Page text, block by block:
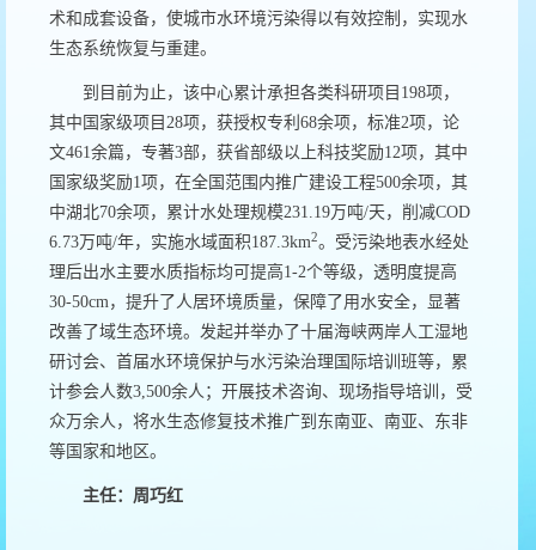
术和成套设备，使城市水环境污染得以有效控制，实现水
生态系统恢复与重建。
到目前为止，该中心累计承担各类科研项目198项，
其中国家级项目28项，获授权专利68余项，标准2项，论
文461余篇，专著3部，获省部级以上科技奖励12项，其中
国家级奖励1项，在全国范围内推广建设工程500余项，其
中湖北70余项，累计水处理规模231.19万吨/天，削减COD
6.73万吨/年，实施水域面积187.3km2。受污染地表水经处
理后出水主要水质指标均可提高1-2个等级，透明度提高
30-50cm，提升了人居环境质量，保障了用水安全，显著
改善了域生态环境。发起并举办了十届海峡两岸人工湿地
研讨会、首届水环境保护与水污染治理国际培训班等，累
计参会人数3,500余人；开展技术咨询、现场指导培训，受
众万余人，将水生态修复技术推广到东南亚、南亚、东非
等国家和地区。
主任：周巧红